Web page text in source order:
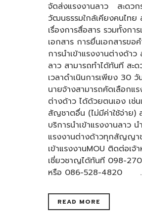
จัดส่งแรงงานลาว สะดวก
วัฒนธรรมใกล้เคียงคนไทย
เรื่องการสื่อสาร รวมทั้งการ
เอกสาร การยื่นเอกสารขอ
การนำเข้าแรงงานต่างด้า
ลาว สามารถทำได้ทันที สะด
เวลาดำเนินการเพียง 30 วั
นายจ้างสามารถคัดเลือกแร
ต่างด้าว ได้ด้วยตนเอง เช่
สัญชาตอื่น (ไม่มีค่าใช้จ่าย)
บริการนำเข้าแรงงานลาว น
แรงงานต่างด้าวทุกสัญญา
เข้าแรงงานMOU ติดต่อเจ้
เชี่ยวชาญได้ทันที 098-
หรือ 086-528-4820
READ MORE